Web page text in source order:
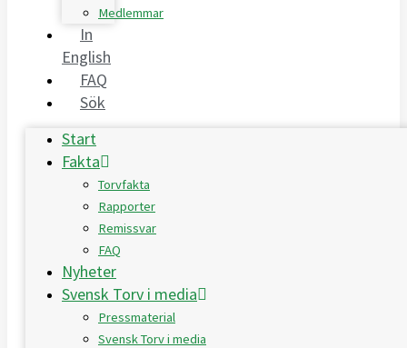
Medlemmar
In
English
FAQ
Sök
Start
Fakta
Torvfakta
Rapporter
Remissvar
FAQ
Nyheter
Svensk Torv i media
Pressmaterial
Svensk Torv i media